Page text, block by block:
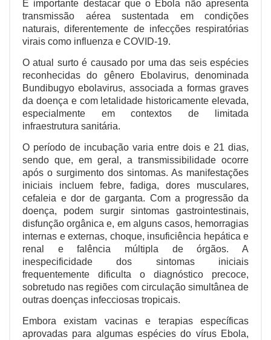
É importante destacar que o Ebola não apresenta
transmissão aérea sustentada em condições
naturais, diferentemente de infecções respiratórias
virais como influenza e COVID-19.
O atual surto é causado por uma das seis espécies
reconhecidas do gênero Ebolavirus, denominada
Bundibugyo ebolavirus, associada a formas graves
da doença e com letalidade historicamente elevada,
especialmente em contextos de limitada
infraestrutura sanitária.
O período de incubação varia entre dois e 21 dias,
sendo que, em geral, a transmissibilidade ocorre
após o surgimento dos sintomas. As manifestações
iniciais incluem febre, fadiga, dores musculares,
cefaleia e dor de garganta. Com a progressão da
doença, podem surgir sintomas gastrointestinais,
disfunção orgânica e, em alguns casos, hemorragias
internas e externas, choque, insuficiência hepática e
renal e falência múltipla de órgãos. A
inespecificidade dos sintomas iniciais
frequentemente dificulta o diagnóstico precoce,
sobretudo nas regiões com circulação simultânea de
outras doenças infecciosas tropicais.
Embora existam vacinas e terapias específicas
aprovadas para algumas espécies do vírus Ebola,